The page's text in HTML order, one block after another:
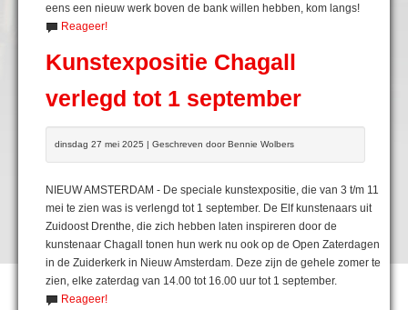
eens een nieuw werk boven de bank willen hebben, kom langs!
Reageer!
Kunstexpositie Chagall
verlegd tot 1 september
dinsdag 27 mei 2025 | Geschreven door Bennie Wolbers
NIEUW AMSTERDAM - De speciale kunstexpositie, die van 3 t/m 11
mei te zien was is verlengd tot 1 september. De Elf kunstenaars uit
Zuidoost Drenthe, die zich hebben laten inspireren door de
kunstenaar Chagall tonen hun werk nu ook op de Open Zaterdagen
in de Zuiderkerk in Nieuw Amsterdam. Deze zijn de gehele zomer te
zien, elke zaterdag van 14.00 tot 16.00 uur tot 1 september.
Reageer!